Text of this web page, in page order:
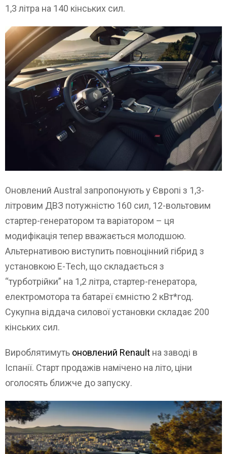
1,3 літра на 140 кінських сил.
Оновлений Austral запропонують у Європі з 1,3-
літровим ДВЗ потужністю 160 сил, 12-вольтовим
стартер-генератором та варіатором – ця
модифікація тепер вважається молодшою.
Альтернативою виступить повноцінний гібрид з
установкою E-Tech, що складається з
“турботрійки” на 1,2 літра, стартер-генератора,
електромотора та батареї ємністю 2 кВт*год.
Сукупна віддача силової установки складає 200
кінських сил.
Вироблятимуть оновлений Renault на заводі в
Іспанії. Старт продажів намічено на літо, ціни
оголосять ближче до запуску.